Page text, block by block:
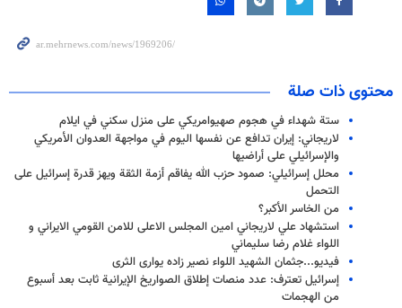
محتوى ذات صلة
ستة شهداء في هجوم صهيوامريكي على منزل سكني في ايلام
لاريجاني: إيران تدافع عن نفسها اليوم في مواجهة العدوان الأمريكي
والإسرائيلي على أراضيها
محلل إسرائيلي: صمود حزب الله يفاقم أزمة الثقة ويهز قدرة إسرائيل على
التحمل
من الخاسر الأكبر؟
استشهاد علي لاريجاني امين المجلس الاعلى للامن القومي الايراني و
اللواء غلام رضا سليماني
فيديو...جثمان الشهيد اللواء نصیر زاده يوارى الثرى
إسرائيل تعترف: عدد منصات إطلاق الصواريخ الإيرانية ثابت بعد أسبوع
من الهجمات